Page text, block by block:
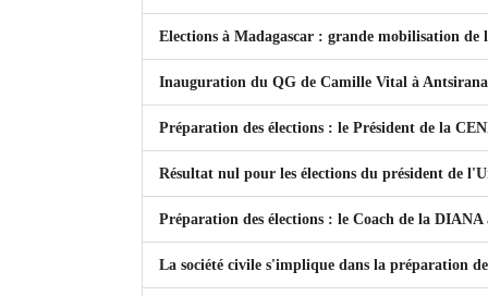
Connexion
Identifiant oublié ?
Mot de passe oublié ?
Elections à Madagascar : grande mobilisation
Inauguration du QG de Camille Vital à
Préparation des élections : le Président de la
Résultat nul pour les élections du président de
Préparation des élections : le Coach de la
La société civile s'implique dans la préparation